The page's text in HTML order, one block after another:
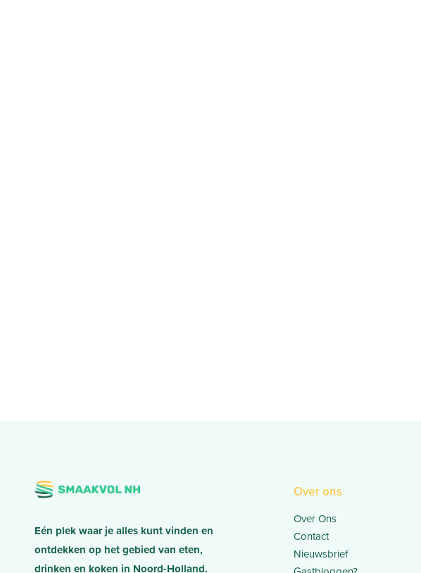
Eén plek waar je alles kunt vinden en
ontdekken op het gebied van eten,
drinken en koken in Noord-Holland.
Over ons
Over Ons
Contact
Nieuwsbrief